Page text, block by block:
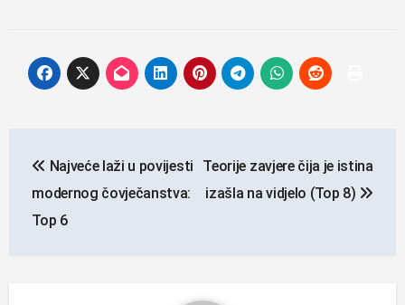
objava
Najveće laži u povijesti
modernog čovječanstva:
Top 6
Teorije zavjere čija je istina
izašla na vidjelo (Top 8)